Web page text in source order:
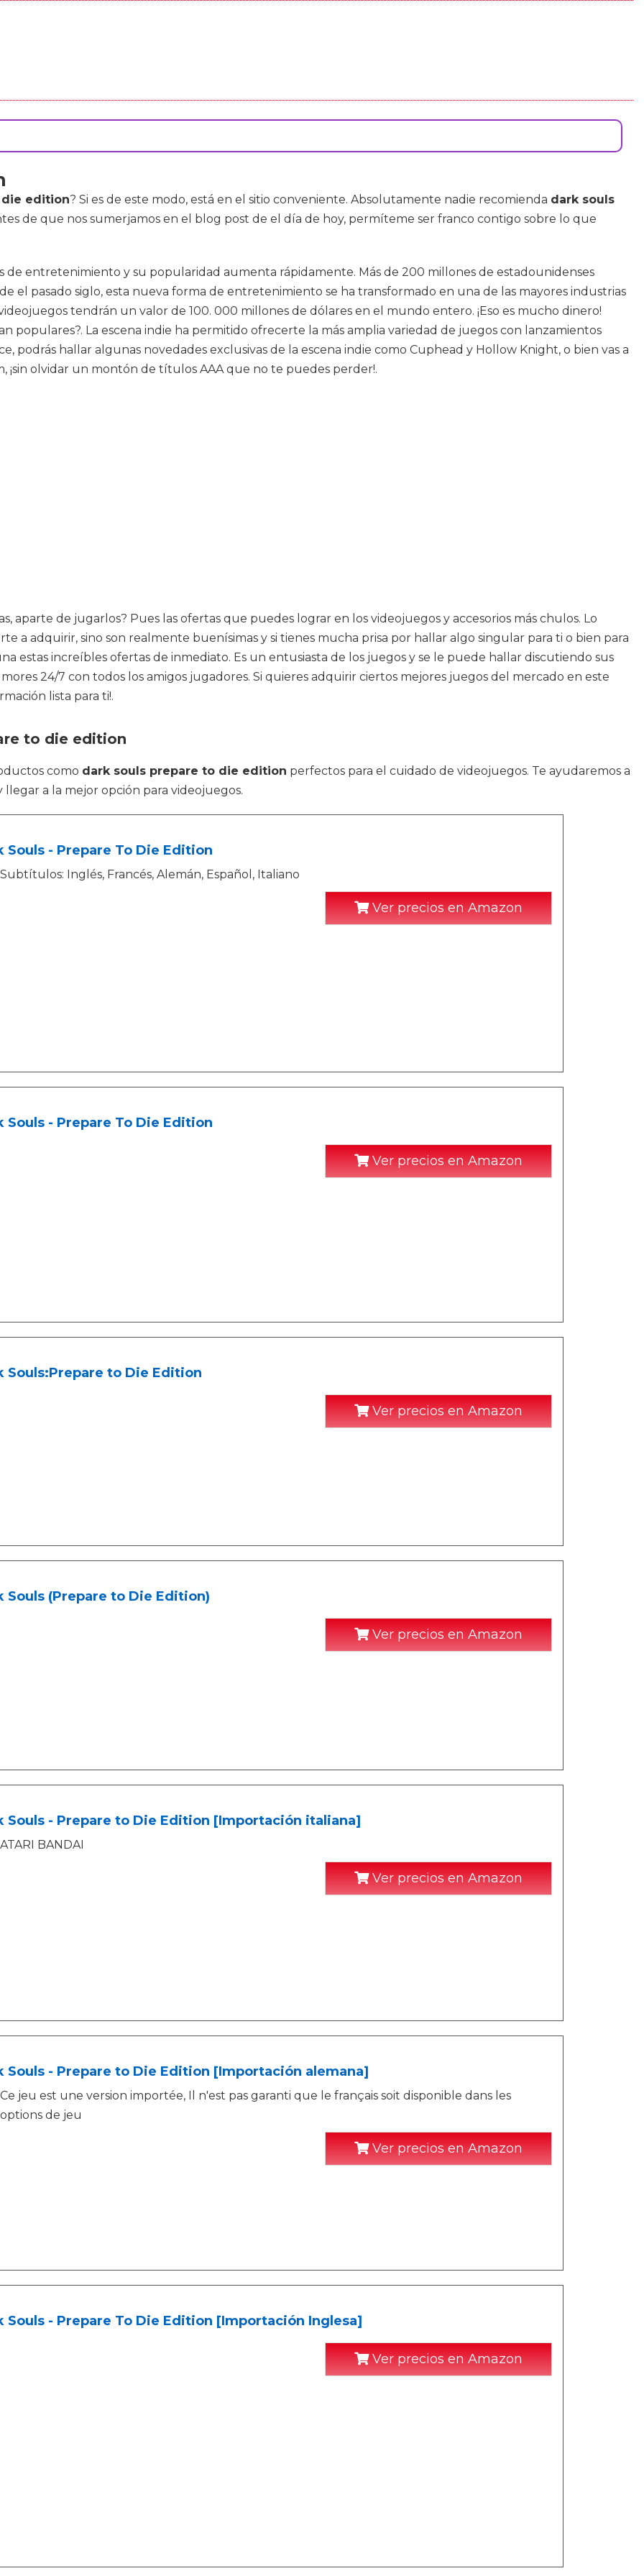
edition? Si es de este modo, está en el sitio conveniente. Absolutamente nadie recomienda dark souls
de que nos sumerjamos en el blog post de el día de hoy, permíteme ser franco contigo sobre lo que
de entretenimiento y su popularidad aumenta rápidamente. Más de 200 millones de estadounidenses
el pasado siglo, esta nueva forma de entretenimiento se ha transformado en una de las mayores industrias
tendrán un valor de 100. 000 millones de dólares en el mundo entero. ¡Eso es mucho dinero!
populares?. La escena indie ha permitido ofrecerte la más amplia variedad de juegos con lanzamientos
podrás hallar algunas novedades exclusivas de la escena indie como Cuphead y Hollow Knight, o bien vas a
¡sin olvidar un montón de títulos AAA que no te puedes perder!.
aparte de jugarlos? Pues las ofertas que puedes lograr en los videojuegos y accesorios más chulos. Lo
a adquirir, sino son realmente buenísimas y si tienes mucha prisa por hallar algo singular para ti o bien para
estas increíbles ofertas de inmediato. Es un entusiasta de los juegos y se le puede hallar discutiendo sus
24/7 con todos los amigos jugadores. Si quieres adquirir ciertos mejores juegos del mercado en este
lista para ti!.
to die edition
como dark souls prepare to die edition perfectos para el cuidado de videojuegos. Te ayudaremos a
a la mejor opción para videojuegos.
Souls - Prepare To Die Edition
Subtítulos: Inglés, Francés, Alemán, Español, Italiano
Ver precios en Amazon
Souls - Prepare To Die Edition
Ver precios en Amazon
Souls:Prepare to Die Edition
Ver precios en Amazon
Souls (Prepare to Die Edition)
Ver precios en Amazon
Souls - Prepare to Die Edition [Importación italiana]
ATARI BANDAI
Ver precios en Amazon
Souls - Prepare to Die Edition [Importación alemana]
Ce jeu est une version importée, Il n'est pas garanti que le français soit disponible dans les
options de jeu
Ver precios en Amazon
Souls - Prepare To Die Edition [Importación Inglesa]
Ver precios en Amazon